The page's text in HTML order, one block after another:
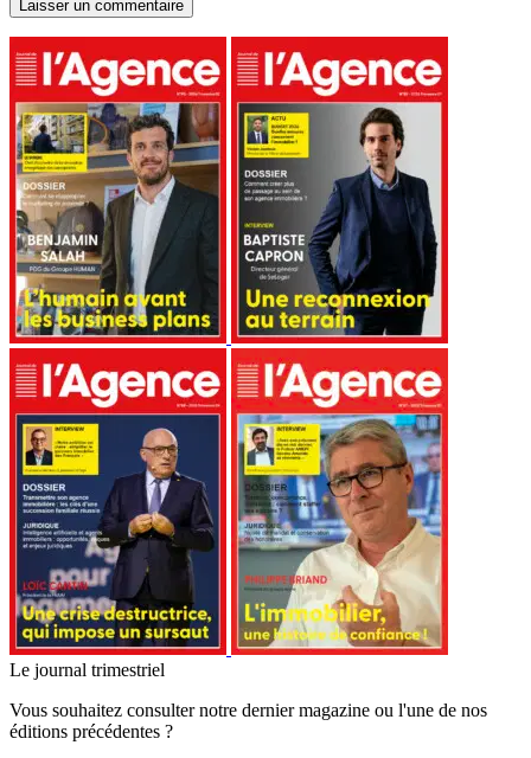
Le journal trimestriel
Vous souhaitez consulter notre dernier magazine ou l'une de nos
éditions précédentes ?